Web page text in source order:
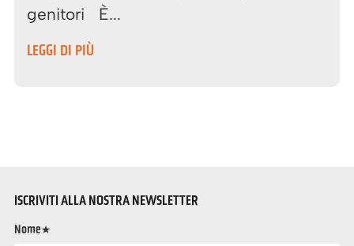
genitori È...
LEGGI DI PIÙ
ISCRIVITI ALLA NOSTRA NEWSLETTER
Nome*